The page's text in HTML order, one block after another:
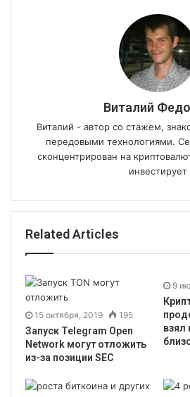
Виталий
Виталий - автор со стажем,
передовыми технологиями.
сконцентрирован на
инвестирует
Related Articles
15 октября, 2019 195
Запуск Telegram Open
Network могут отложить
из-за позиции SEC
9
взял